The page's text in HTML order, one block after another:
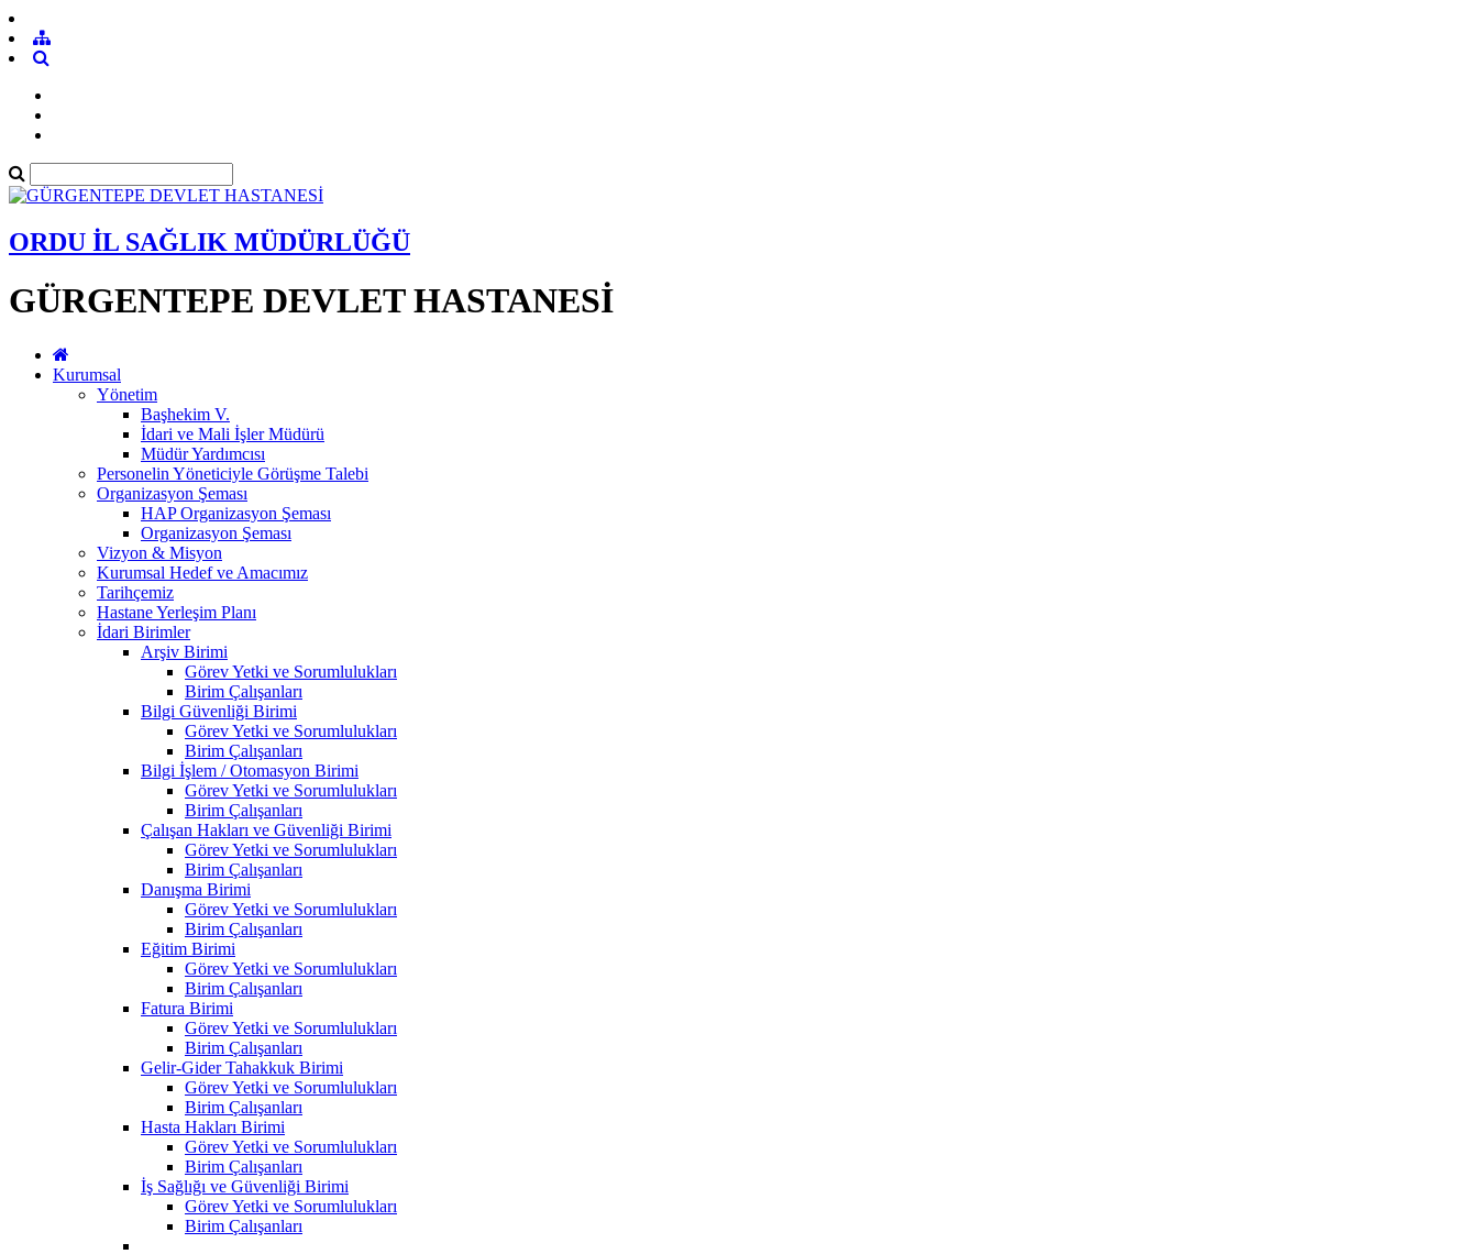
ORDU İL SAĞLIK MÜDÜRLÜĞÜ
GÜRGENTEPE DEVLET HASTANESİ
Kurumsal
Yönetim
Başhekim V.
İdari ve Mali İşler Müdürü
Müdür Yardımcısı
Personelin Yöneticiyle Görüşme Talebi
Organizasyon Şeması
HAP Organizasyon Şeması
Organizasyon Şeması
Vizyon & Misyon
Kurumsal Hedef ve Amacımız
Tarihçemiz
Hastane Yerleşim Planı
İdari Birimler
Arşiv Birimi
Görev Yetki ve Sorumlulukları
Birim Çalışanları
Bilgi Güvenliği Birimi
Görev Yetki ve Sorumlulukları
Birim Çalışanları
Bilgi İşlem / Otomasyon Birimi
Görev Yetki ve Sorumlulukları
Birim Çalışanları
Çalışan Hakları ve Güvenliği Birimi
Görev Yetki ve Sorumlulukları
Birim Çalışanları
Danışma Birimi
Görev Yetki ve Sorumlulukları
Birim Çalışanları
Eğitim Birimi
Görev Yetki ve Sorumlulukları
Birim Çalışanları
Fatura Birimi
Görev Yetki ve Sorumlulukları
Birim Çalışanları
Gelir-Gider Tahakkuk Birimi
Görev Yetki ve Sorumlulukları
Birim Çalışanları
Hasta Hakları Birimi
Görev Yetki ve Sorumlulukları
Birim Çalışanları
İş Sağlığı ve Güvenliği Birimi
Görev Yetki ve Sorumlulukları
Birim Çalışanları